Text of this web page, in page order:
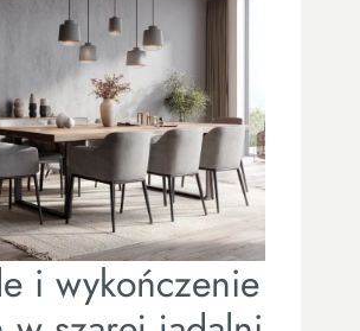
i wykończenie